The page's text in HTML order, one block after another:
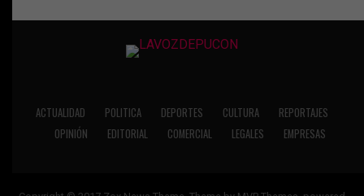
ACTUALIDAD POLITICA DEPORTES CULTURA
REPORTAJES
OPINIÓN
EDITORIAL COMERCIAL LEGALES EMPRESAS